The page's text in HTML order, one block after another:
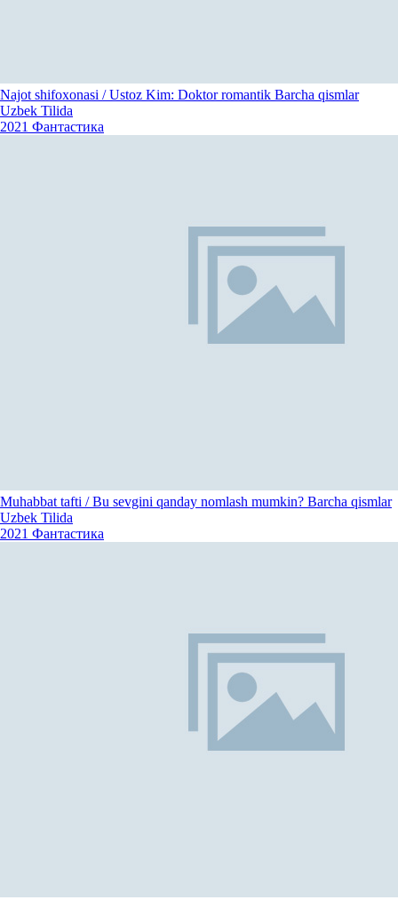
Najot shifoxonasi / Ustoz Kim: Doktor romantik Barcha qismlar
Uzbek Tilida
2021 Фантастика
Muhabbat tafti / Bu sevgini qanday nomlash mumkin? Barcha qismlar
Uzbek Tilida
2021 Фантастика